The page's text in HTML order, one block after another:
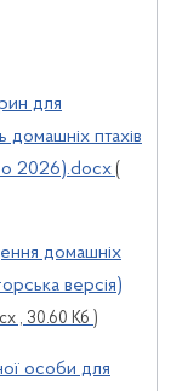
для
птахів
2026).docx (
домашніх
версія)
, 30.60 Кб )
особи для